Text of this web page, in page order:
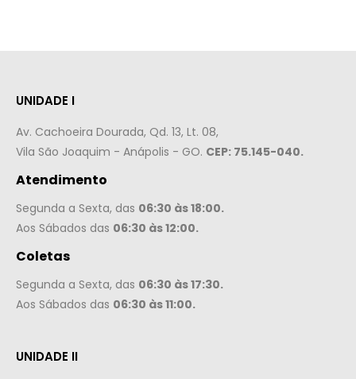
UNIDADE I
Av. Cachoeira Dourada, Qd. 13, Lt. 08,
Vila São Joaquim - Anápolis - GO. CEP: 75.145-040.
Atendimento
Segunda a Sexta, das 06:30 às 18:00.
Aos Sábados das 06:30 às 12:00.
Coletas
Segunda a Sexta, das 06:30 às 17:30.
Aos Sábados das 06:30 às 11:00.
UNIDADE II